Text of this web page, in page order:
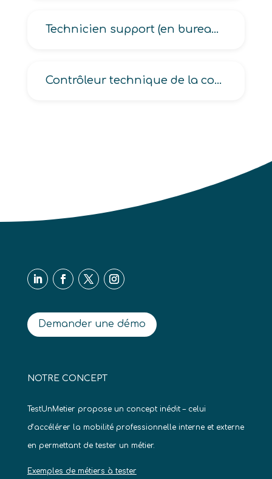
Technicien support (en bureautique, en systèmes téléinformatiques)
Contrôleur technique de la construction, du BTP
Demander une démo
NOTRE CONCEPT
TestUnMetier propose un concept inédit – celui
d’accélérer la mobilité professionnelle interne et externe
en permettant de tester un métier.
Exemples de métiers à tester